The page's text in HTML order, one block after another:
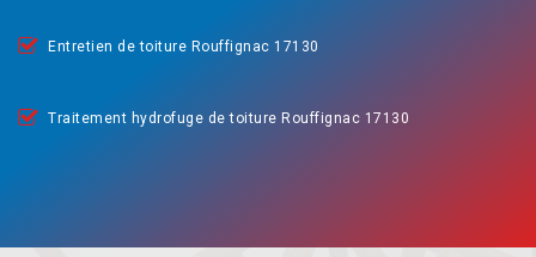
Entretien de toiture Rouffignac 17130
Traitement hydrofuge de toiture Rouffignac 17130